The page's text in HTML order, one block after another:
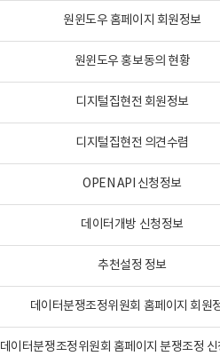
원윈도우 홈페이지 회원정보
원윈도우 홍보동의 현황
디지털집현전 회원정보
디지털집현전 의견수렴
OPEN API 신청정보
데이터개방 신청정보
추천설정 정보
데이터분쟁조정위원회 홈페이지 회원
데이터분쟁조정위원회 홈페이지 분쟁조정